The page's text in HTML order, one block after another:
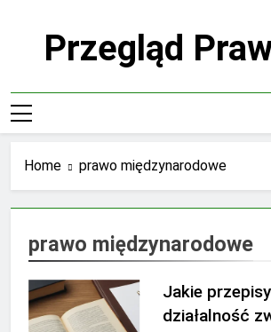
Przegląd
Home prawo międzynarodowe
prawo międzynarodowe
Jakie
działalność